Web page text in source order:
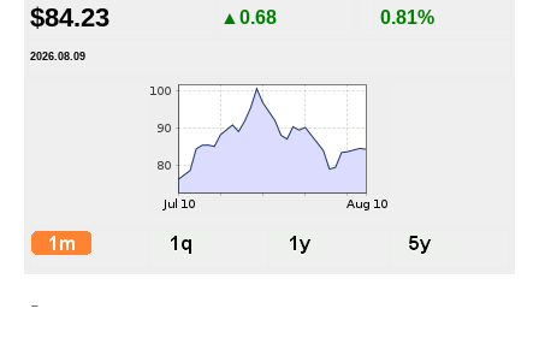
$84.23 ▲0.68 0.81%
2026.08.09
-